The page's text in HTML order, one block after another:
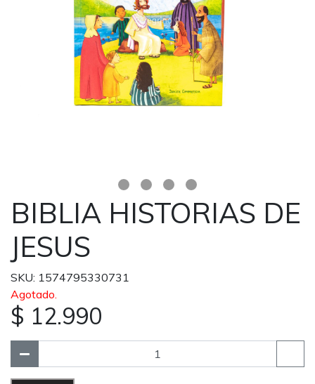
BIBLIA HISTORIAS DE
JESUS
SKU: 1574795330731
Agotado.
$ 12.990